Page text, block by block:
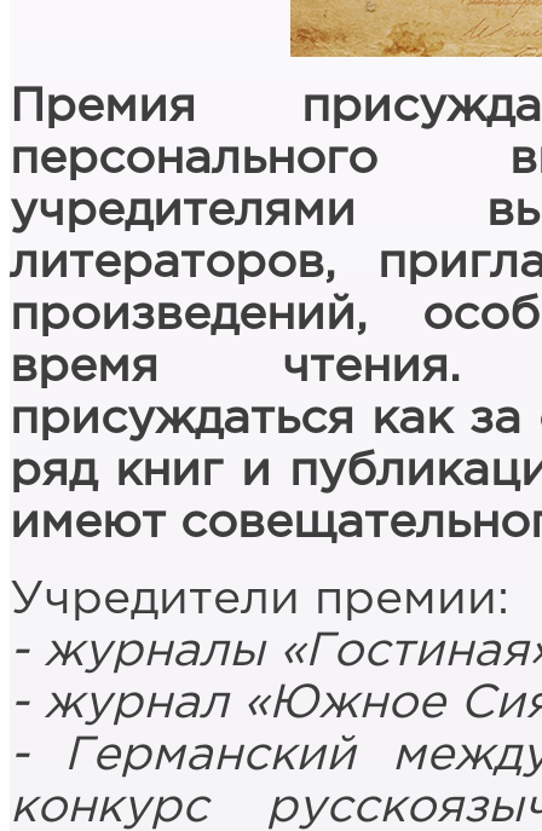
Премия
персонального
учредителями
литераторов,
произведений,
время чтения.
присуждаться как
ряд книг и
имеют
Учредители премии:
- журналы
- журнал «Южное
- Германский
конкурс